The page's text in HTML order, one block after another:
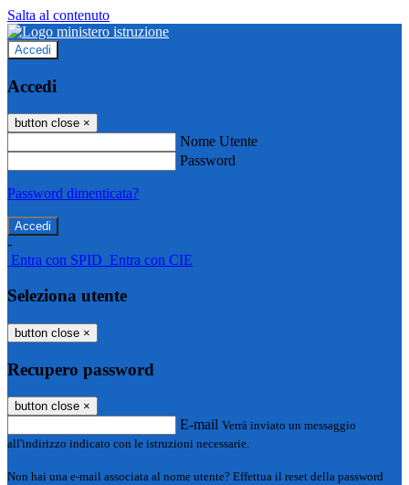
Salta al contenuto
Accedi
Accedi
button close ×
Nome Utente
Password
Password dimenticata?
-
Entra con SPID Entra con CIE
Seleziona utente
button close ×
Recupero password
button close ×
E-mail Verrà inviato un messaggio
all'indirizzo indicato con le istruzioni necessarie.
Non hai una e-mail associata al nome utente? Effettua il reset della password